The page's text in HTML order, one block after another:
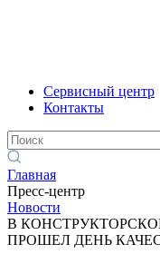
Сервисный центр
Контакты
Главная
Пресс-центр
Новости
В
ПРОШЕЛ ДЕНЬ